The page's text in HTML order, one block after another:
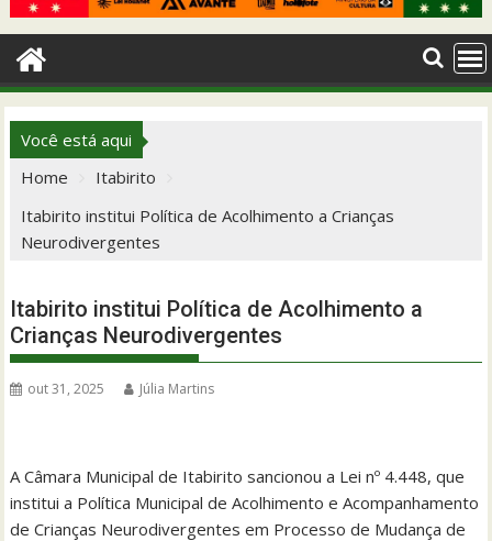
Você está aqui
Home
Itabirito
Itabirito institui Política de Acolhimento a Crianças
Neurodivergentes
Itabirito institui Política de Acolhimento a
Crianças Neurodivergentes
out 31, 2025 Júlia Martins
A Câmara Municipal de Itabirito sancionou a Lei nº 4.448, que
institui a Política Municipal de Acolhimento e Acompanhamento
de Crianças Neurodivergentes em Processo de Mudança de